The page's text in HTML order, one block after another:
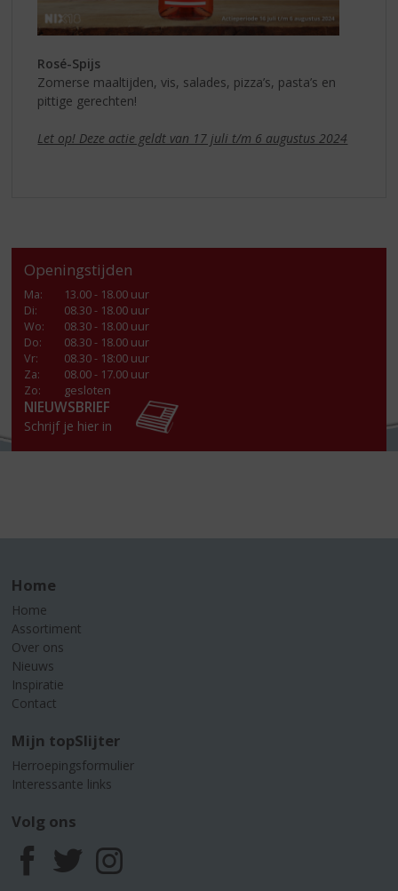
Rosé-Spijs
Zomerse maaltijden, vis, salades, pizza’s, pasta’s en
pittige gerechten!
Let op! Deze actie geldt van 17 juli t/m 6 augustus 2024
Openingstijden
Ma:
13.00 - 18.00 uur
Di:
08.30 - 18.00 uur
Wo:
08.30 - 18.00 uur
Do:
08.30 - 18.00 uur
Vr:
08.30 - 18:00 uur
Za:
08.00 - 17.00 uur
Zo:
gesloten
NIEUWSBRIEF
Schrijf je hier in
Home
Home
Assortiment
Over ons
Nieuws
Inspiratie
Contact
Mijn topSlijter
Herroepingsformulier
Interessante links
Volg ons
F
T
I